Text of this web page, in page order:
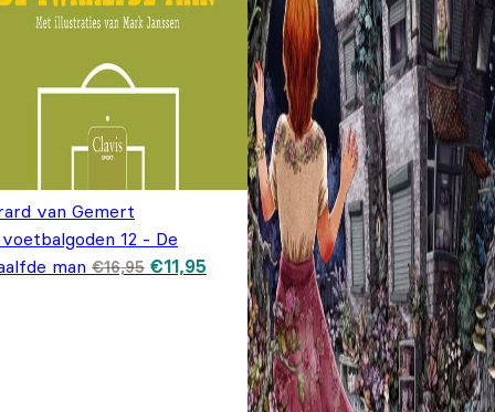
van Gemert
12 - De
man €16,95 Oorspronkelijke prijs was: €16,95.
€11,95 Huidige prijs is: €11,95.